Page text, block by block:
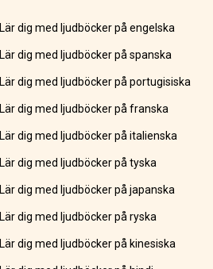
Lär dig med ljudböcker på engelska
Lär dig med ljudböcker på spanska
Lär dig med ljudböcker på portugisiska
Lär dig med ljudböcker på franska
Lär dig med ljudböcker på italienska
Lär dig med ljudböcker på tyska
Lär dig med ljudböcker på japanska
Lär dig med ljudböcker på ryska
Lär dig med ljudböcker på kinesiska